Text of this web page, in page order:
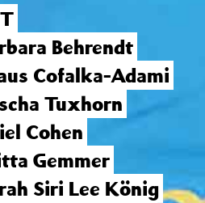
Behrendt
Cofalka-Adami
Tuxhorn
Cohen
Gemmer
Siri Lee König